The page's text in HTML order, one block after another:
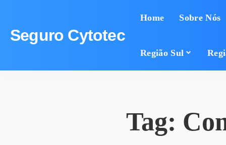
Seguro Cytotec
Home Sobre Nós
Região Sul
Tag: